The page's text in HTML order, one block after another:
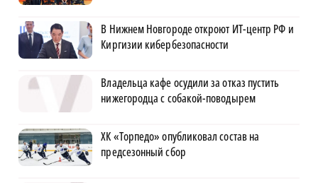
В Нижнем Новгороде откроют ИТ-центр РФ и
Киргизии кибербезопасности
Владельца кафе осудили за отказ пустить
нижегородца с собакой-поводырем
ХК «Торпедо» опубликовал состав на
предсезонный сбор